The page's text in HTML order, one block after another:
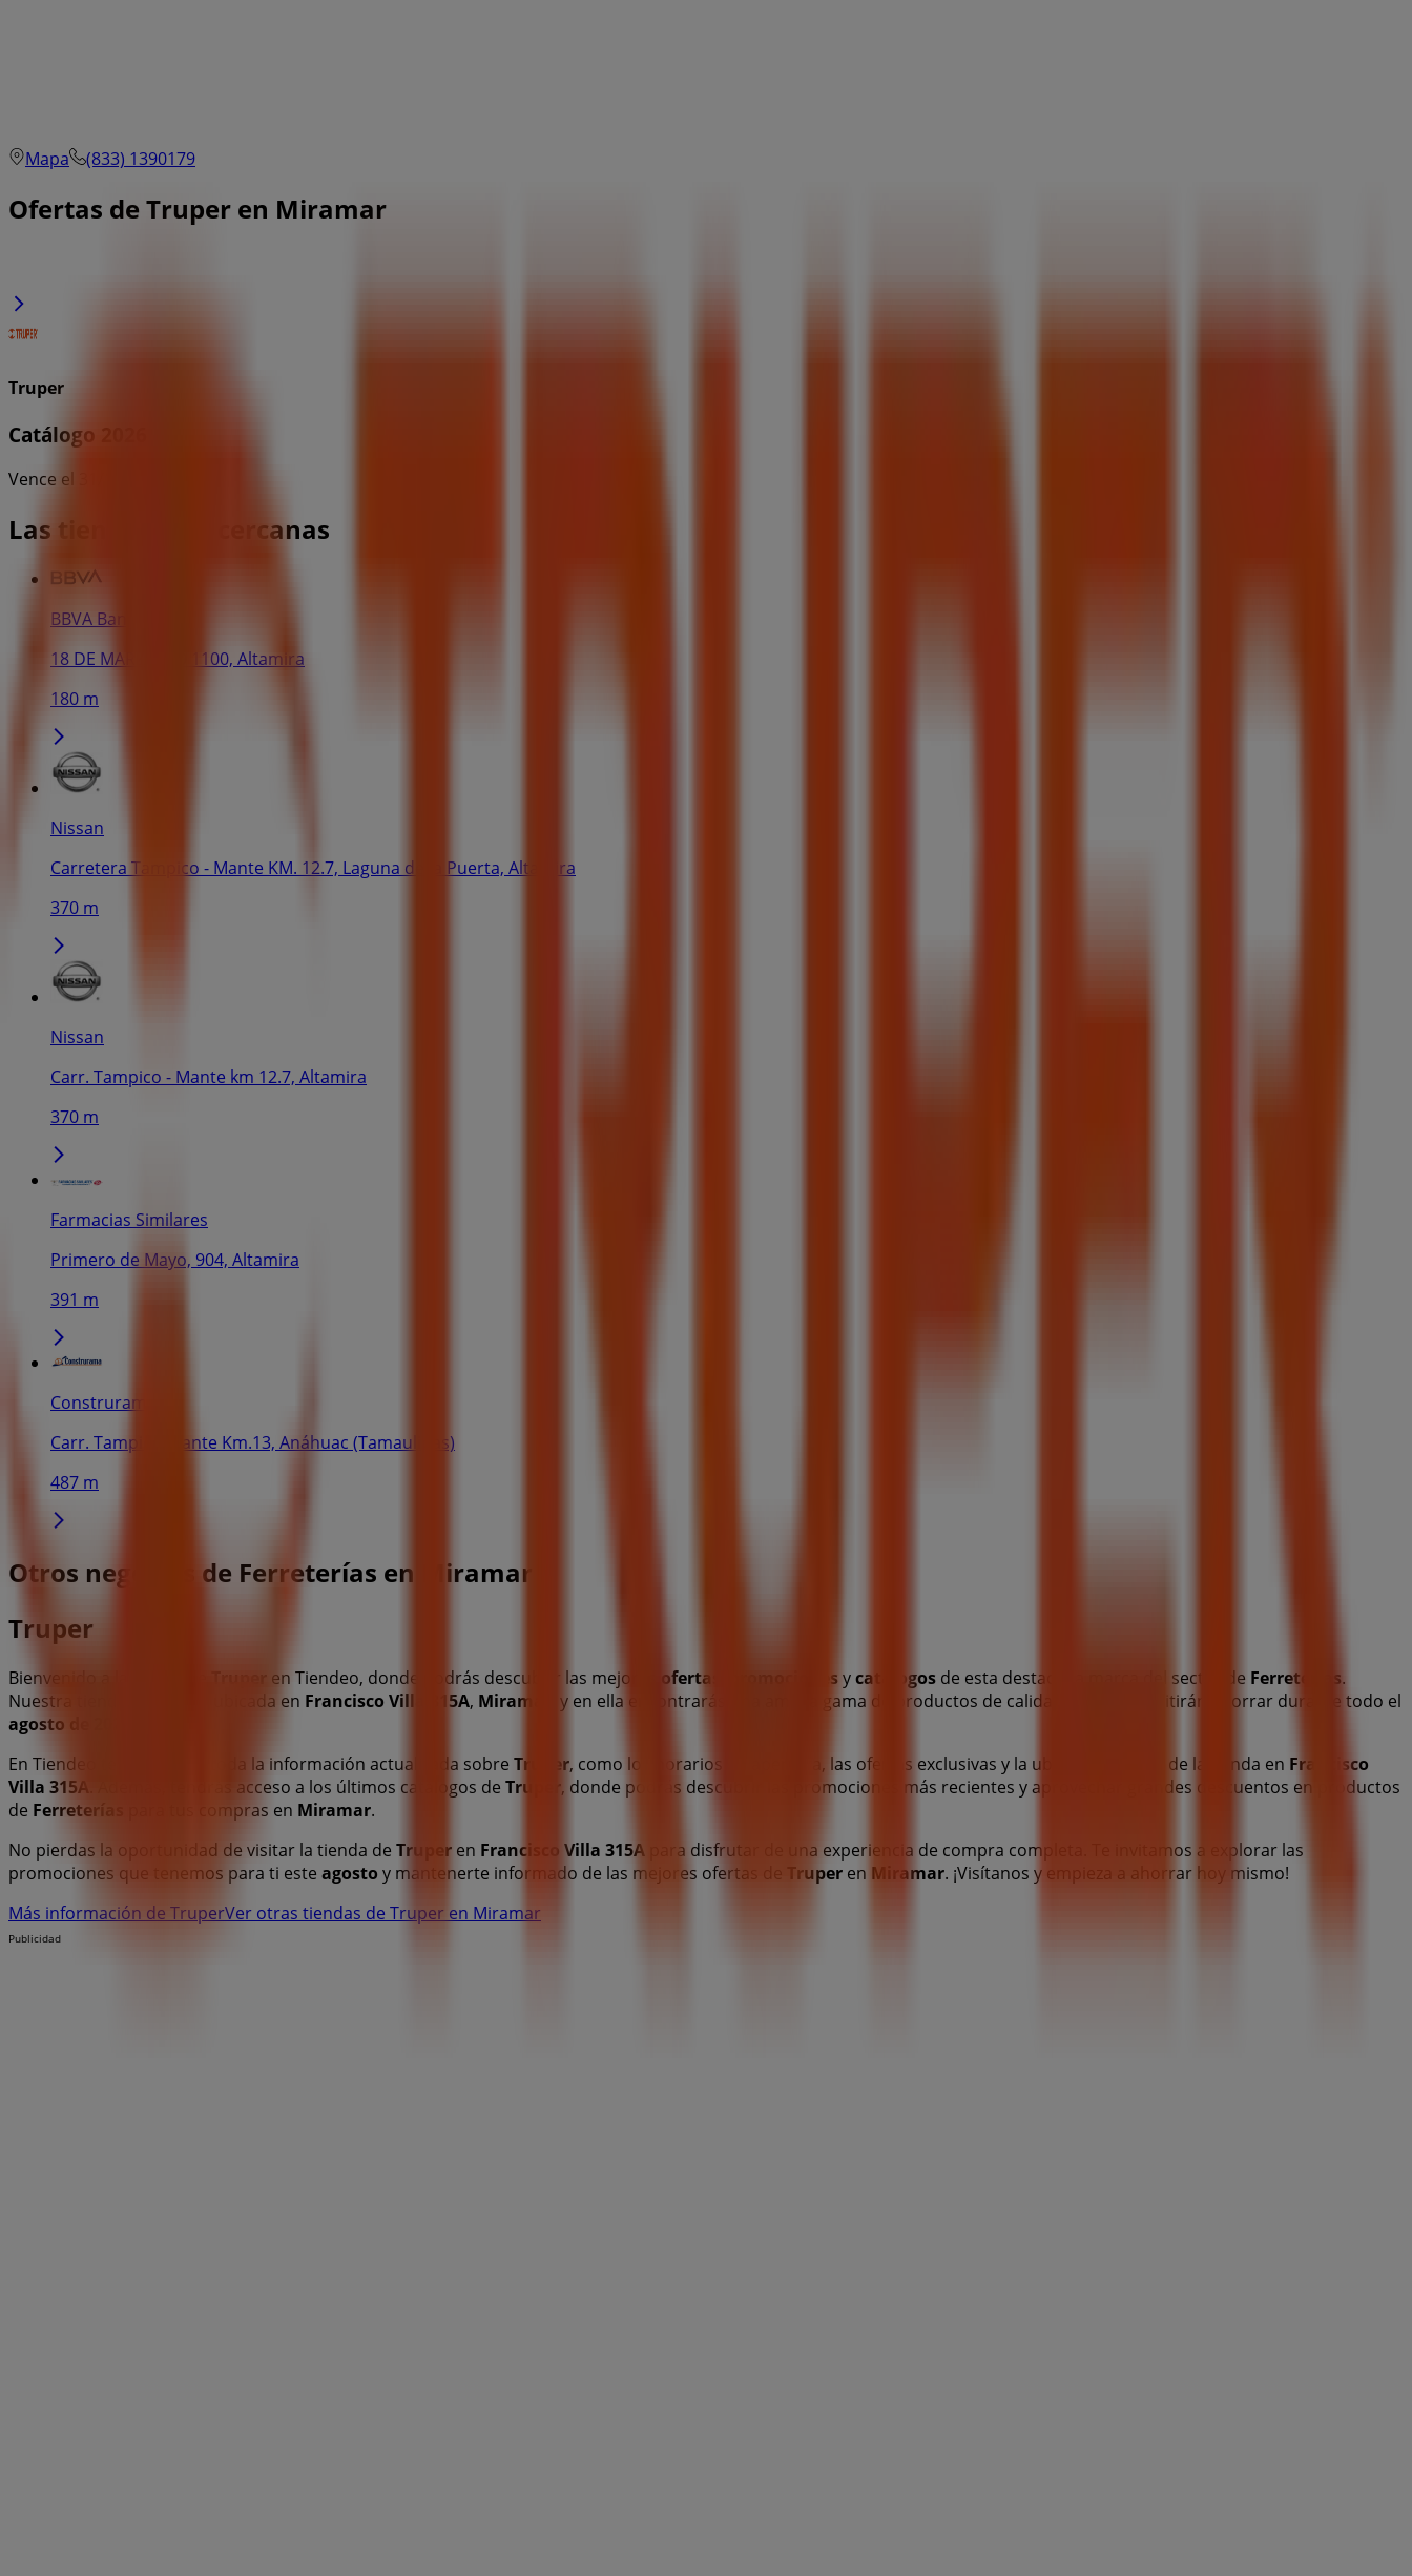
Mapa (833) 1390179
Ofertas de Truper en Miramar
Truper
Catálogo 2026
Vence el 31/12
Las tiendas más cercanas
BBVA Bancomer
18 DE MARZO NO 1100, Altamira
180 m
Nissan
Carretera Tampico - Mante KM. 12.7, Laguna de la Puerta, Altamira
370 m
Nissan
Carr. Tampico - Mante km 12.7, Altamira
370 m
Farmacias Similares
Primero de Mayo, 904, Altamira
391 m
Construrama
Carr. Tampico-Mante Km.13, Anáhuac (Tamaulipas)
487 m
Otros negocios de Ferreterías en Miramar
Truper
Bienvenido a la tienda de en Tiendeo, donde podrás descubrir las mejores ofertas promociones ycatálogos de esta destacada marca del sector de Ferreterías.
Nuestra tienda física está ubicada en Francisco Villa 315A, Miramar
, y en ella encontrarás una amplia gama de productos de calidad que te permitirán ahorrar durante todo el
agosto de 2026
En Tiendeo te ofrecemos toda la información actualizada sobre Truper, como los horarios de apertura, las ofertas exclusivas y la ubicación exacta de la tienda en Francisco
Villa 315A
. Además, tendrás acceso a los últimos catálogos de Truper, donde podrás descubrir las promociones más recientes y aprovechar grandes descuentos en productos
de Ferreterías para tus compras en Miramar.
No pierdas la oportunidad de visitar la tienda de Truper en Francisco Villa 315A para disfrutar de una experiencia de compra completa. Te invitamos a explorar las
promociones que tenemos para ti este agosto y mantenerte informado de las mejores ofertas de Truper en Miramar. ¡Visítanos y empieza a ahorrar hoy mismo!
Más información de TruperVer otras tiendas de Truper en Miramar
Publicidad